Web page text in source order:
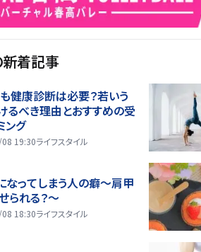
新着記事
健康診断は必要？若いう
るべき理由とおすすめの受
ング
19:30ライフスタイル
なってしまう人の癖～肩甲
られる？～
18:30ライフスタイル